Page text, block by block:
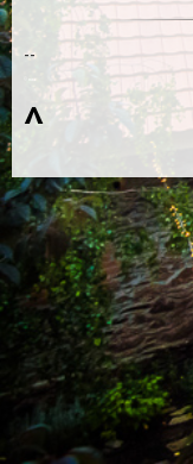
--
© mee
^